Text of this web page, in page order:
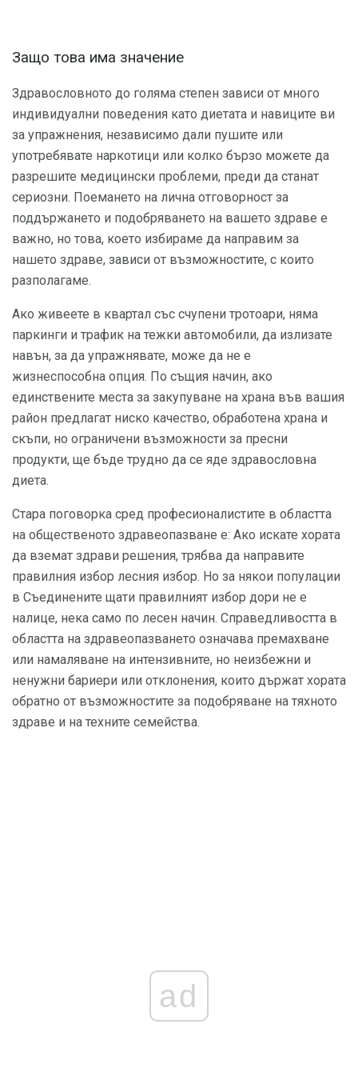
Защо това има значение
Здравословното до голяма степен зависи от много
индивидуални поведения като диетата и навиците ви
за упражнения, независимо дали пушите или
употребявате наркотици или колко бързо можете да
разрешите медицински проблеми, преди да станат
сериозни. Поемането на лична отговорност за
поддържането и подобряването на вашето здраве е
важно, но това, което избираме да направим за
нашето здраве, зависи от възможностите, с които
разполагаме.
Ако живеете в квартал със счупени тротоари, няма
паркинги и трафик на тежки автомобили, да излизате
навън, за да упражнявате, може да не е
жизнеспособна опция. По същия начин, ако
единствените места за закупуване на храна във вашия
район предлагат ниско качество, обработена храна и
скъпи, но ограничени възможности за пресни
продукти, ще бъде трудно да се яде здравословна
диета.
Стара поговорка сред професионалистите в областта
на общественото здравеопазване е: Ако искате хората
да вземат здрави решения, трябва да направите
правилния избор лесния избор. Но за някои популации
в Съединените щати правилният избор дори не е
налице, нека само по лесен начин. Справедливостта в
областта на здравеопазването означава премахване
или намаляване на интензивните, но неизбежни и
ненужни бариери или отклонения, които държат хората
обратно от възможностите за подобряване на тяхното
здраве и на техните семейства.
ad